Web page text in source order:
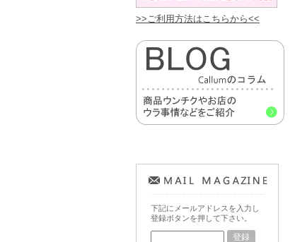
>>ご利用方法はこちらから<<
下記にメールアドレスを入力し
登録ボタンを押して下さい。